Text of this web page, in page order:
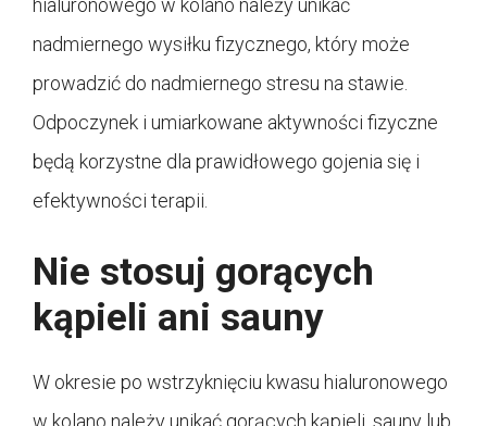
nadmiernego wysiłku fizycznego, który może
prowadzić do nadmiernego stresu na stawie.
Odpoczynek i umiarkowane aktywności fizyczne
będą korzystne dla prawidłowego gojenia się i
efektywności terapii.
Nie stosuj gorących
kąpieli ani sauny
W okresie po wstrzyknięciu kwasu hialuronowego
w kolano należy unikać gorących kąpieli, sauny lub